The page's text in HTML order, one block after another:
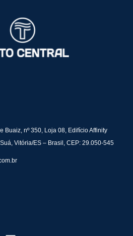
Buaiz, nº 350, Loja 08, Edifício Affinity
Vitória/ES – Brasil, CEP: 29.050-545